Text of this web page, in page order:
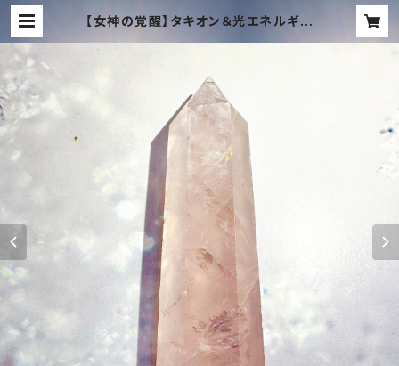
【女神の覚醒】タキオン＆光エネルギー
ーズクオーツ柱（58.1g）高波動・愛の
E SHOP